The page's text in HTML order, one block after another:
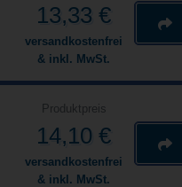
13,33 €
versandkostenfrei
& inkl. MwSt.
Produktpreis
14,10 €
versandkostenfrei
& inkl. MwSt.